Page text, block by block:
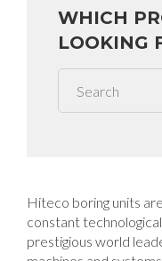
WHICH
LOOKING
Hiteco boring units
constant
prestigious world